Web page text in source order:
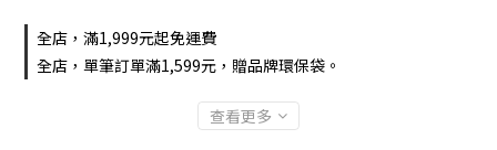
全店，滿1,999元起免運費
全店，單筆訂單滿1,599元，贈品牌環保袋。
查看更多